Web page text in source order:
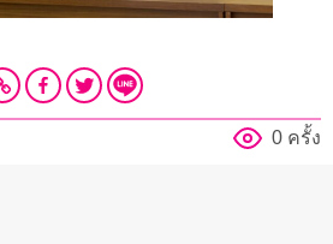
0 ครั้ง